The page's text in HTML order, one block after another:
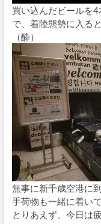
買い込んだビールを
で、着陸態勢に入る
（酔）
無事に新千歳空港に
手荷物も一緒に着い
とりあえず、今日は